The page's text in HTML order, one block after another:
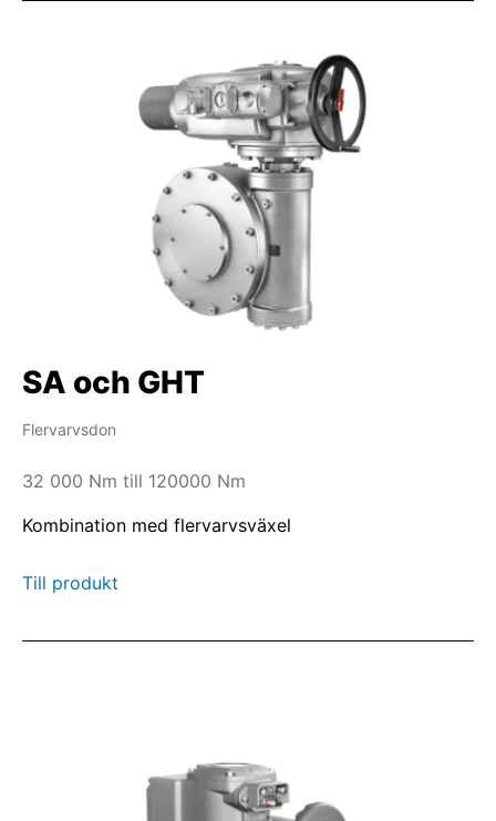
SA och GHT
Flervarvsdon
32 000 Nm till 120000 Nm
Kombination med flervarvsväxel
Till produkt